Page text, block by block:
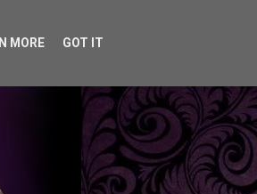
MORE GOT IT